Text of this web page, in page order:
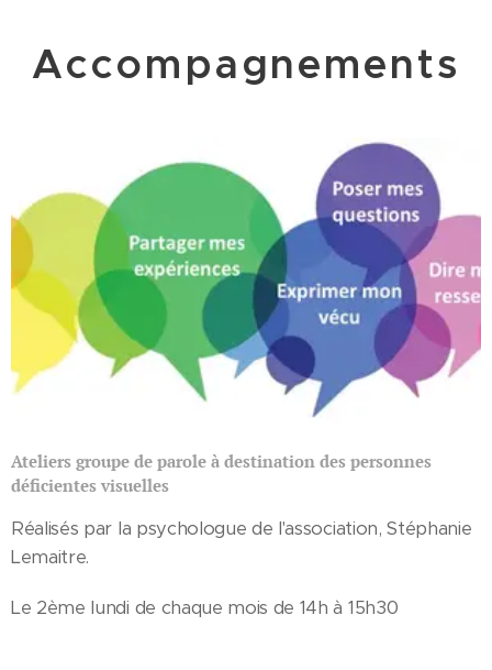
Accompagnements
Ateliers groupe de parole à destination des personnes
déficientes visuelles
Réalisés par la psychologue de l'association, Stéphanie
Lemaitre.
Le 2ème lundi de chaque mois de 14h à 15h30